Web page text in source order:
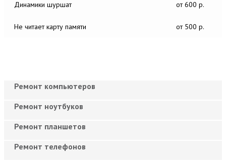
Динамики шуршат от 600 р.
Не читает карту памяти от 500 р.
Ремонт компьютеров
Ремонт ноутбуков
Ремонт планшетов
Ремонт телефонов